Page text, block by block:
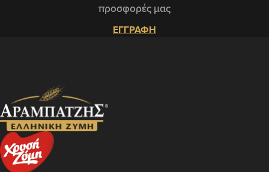
προσφορές μας
ΕΓΓΡΑΦΗ